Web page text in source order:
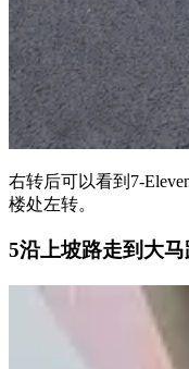
右转后可以看到7-
楼处左转。
5沿上坡路走到大马